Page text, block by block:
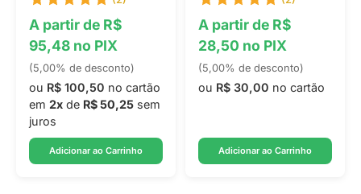
A partir de R$
95,48 no PIX
(5,00% de desconto)
ou R$ 100,50 no cartão
em 2x de R$ 50,25 sem
juros
Adicionar ao Carrinho
A partir de R$
28,50 no PIX
(5,00% de desconto)
ou R$ 30,00 no cartão
Adicionar ao Carrinho